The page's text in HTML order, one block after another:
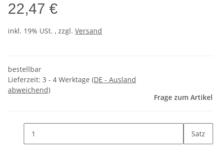
22,47 €
inkl. 19% USt. , zzgl. Versand
bestellbar
Lieferzeit: 3 - 4 Werktage (DE - Ausland
abweichend)
Frage zum Artikel
Satz